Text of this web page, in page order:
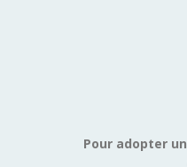
Pour adopter